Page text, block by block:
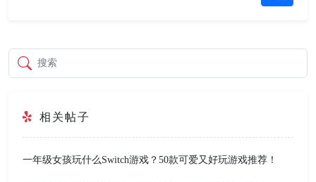
搜索
相关帖子
一年级女孩玩什么Switch游戏？50款可爱又好玩游戏推荐！